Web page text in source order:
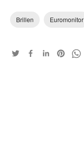
Brillen Euromonitor